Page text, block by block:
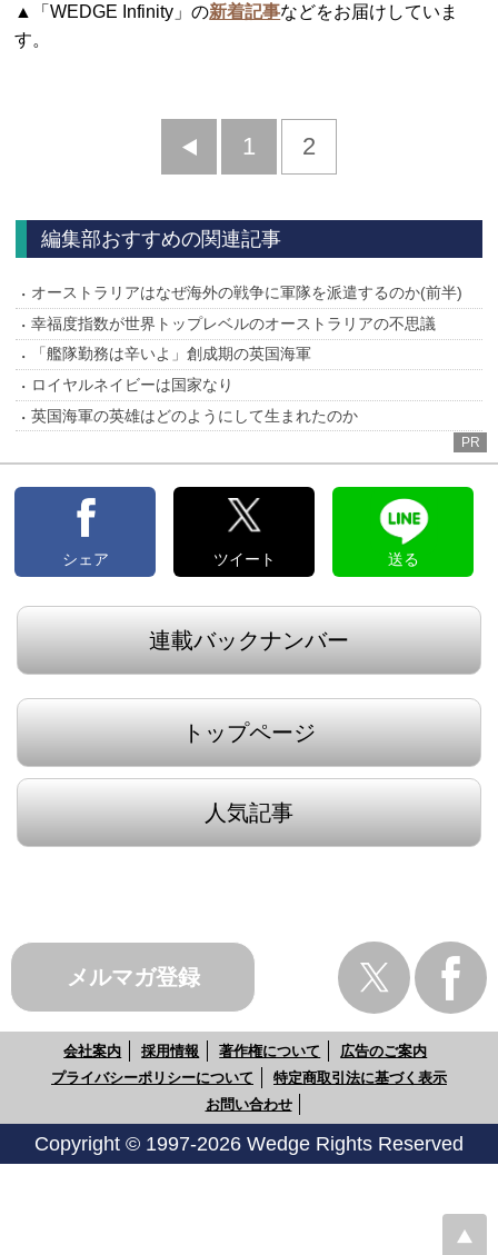
▲「WEDGE Infinity」の新着記事などをお届けしていま
す。
前
1 2
編集部おすすめの関連記事
オーストラリアはなぜ海外の戦争に軍隊を派遣するのか(前半)
幸福度指数が世界トップレベルのオーストラリアの不思議
「艦隊勤務は辛いよ」創成期の英国海軍
ロイヤルネイビーは国家なり
英国海軍の英雄はどのようにして生まれたのか
PR
シェア ツイート 送る
連載バックナンバー
トップページ
人気記事
メルマガ登録
会社案内 採用情報 著作権について
広告のご案内
プライバシーポリシーについて
特定商取引法に基づく表示
お問い合わせ
Copyright © 1997-2026 Wedge Rights Reserved